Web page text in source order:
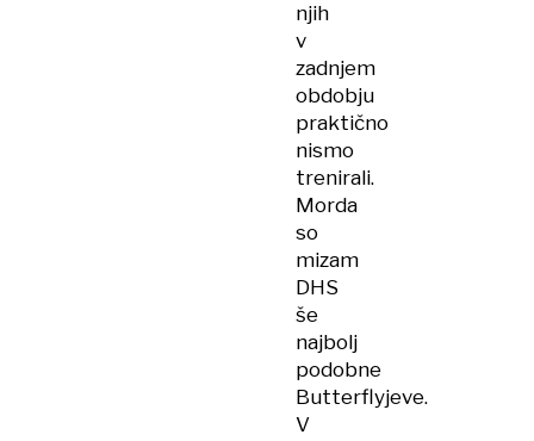
njih
v
zadnjem
obdobju
praktično
nismo
trenirali.
Morda
so
mizam
DHS
še
najbolj
podobne
Butterflyjeve.
V